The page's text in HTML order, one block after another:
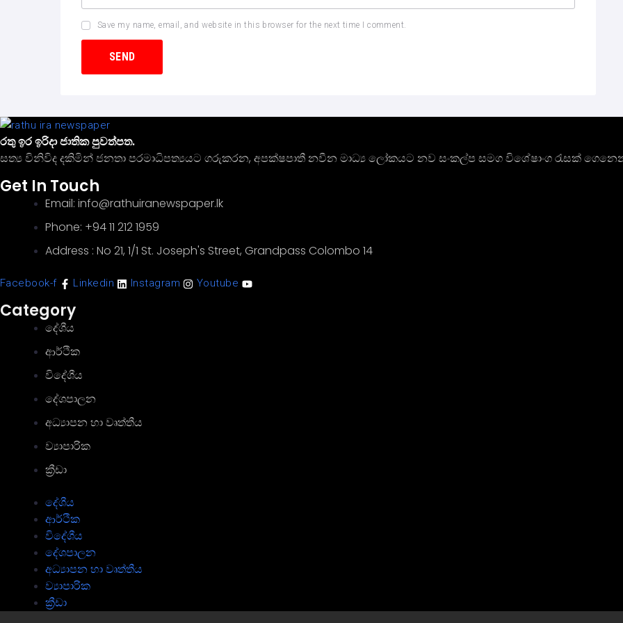
Save my name, email, and website in this browser for the next time I comment.
රතු ඉර ඉරිදා ජාතික පුවත්පත.
සත්‍ය විනිවිද දකිමින් ජනතා පරමාධිපත්‍යයට ගරුකරන, අපක්ෂපාතී නවීන මාධ්‍ය ලෝකයට නව සංකල්ප සමග විශේෂාංග රැසක්
Get In Touch
Email: info@rathuiranewspaper.lk
Phone: +94 11 212 1959
Address : No 21, 1/1 St. Joseph's Street, Grandpass Colombo 14
Facebook-f Linkedin Instagram Youtube
Category
දේශීය
ආර්ථික
විදේශීය
දේශපාලන
අධ්‍යාපන හා වෘත්තීය
ව්‍යාපාරික
ක්‍රීඩා
දේශීය
ආර්ථික
විදේශීය
දේශපාලන
අධ්‍යාපන හා වෘත්තීය
ව්‍යාපාරික
ක්‍රීඩා